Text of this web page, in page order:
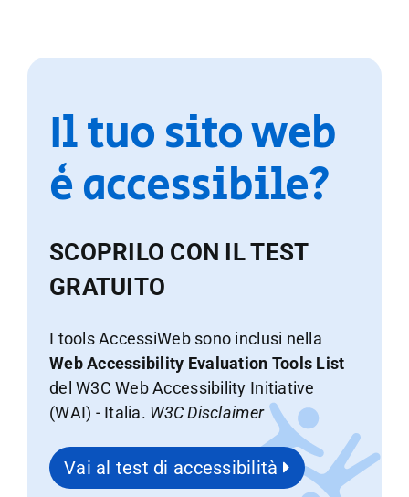
Il tuo sito web
è accessibile?
SCOPRILO CON IL TEST
GRATUITO
I tools AccessiWeb sono inclusi nella
Web Accessibility Evaluation Tools List
del W3C Web Accessibility Initiative
(WAI) - Italia. W3C Disclaimer
Vai al test di accessibilità